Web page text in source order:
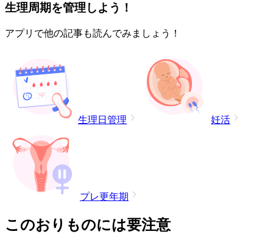
生理周期を管理しよう！
アプリで他の記事も読んでみましょう！
生理日管理 妊活
プレ更年期
このおりものには要注意